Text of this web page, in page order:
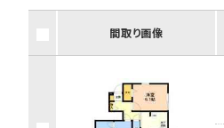
間取り画像